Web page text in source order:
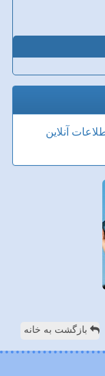
آنلاین
بازگشت به خانه